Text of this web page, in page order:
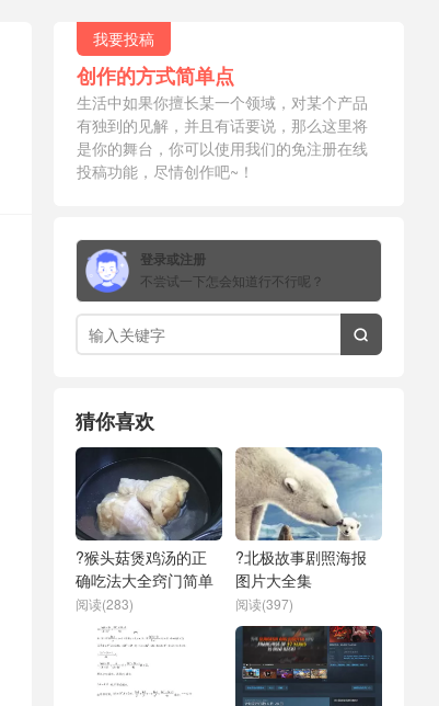
我要投稿
创作的方式简单点
生活中如果你擅长某一个领域，对某个产品
有独到的见解，并且有话要说，那么这里将
是你的舞台，你可以使用我们的免注册在线
投稿功能，尽情创作吧~！
登录或注册
不尝试一下怎会知道行不行呢？

猜你喜欢
?猴头菇煲鸡汤的正
确吃法大全窍门简单
阅读(283)
?北极故事剧照海报
图片大全集
阅读(397)